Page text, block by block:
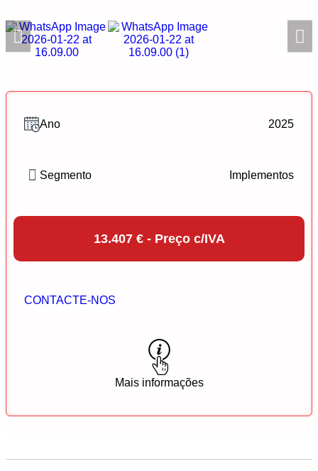
Ano 2025
Segmento Implementos
13.407 € - Preço c/IVA
CONTACTE-NOS
Mais informações